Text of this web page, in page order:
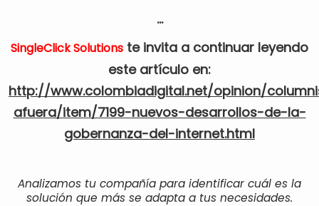
...
SingleClick Solutions te invita a continuar leyendo
este artículo en:
http://www.colombiadigital.net/opinion/
afuera/item/7199-nuevos-desarrollos-de-la-
gobernanza-del-internet.html
Analizamos tu compañía para identificar cuál es la
solución que más se adapta a tus necesidades.